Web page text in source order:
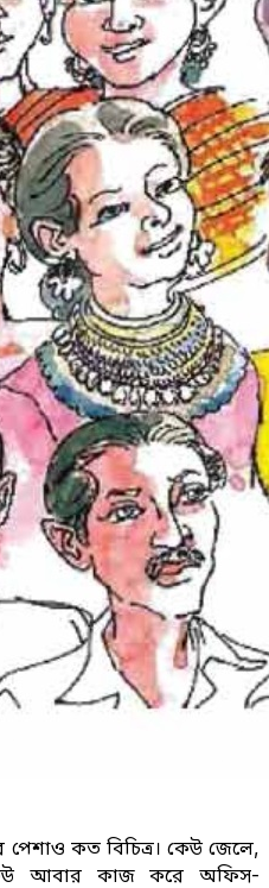
পেশাও কত বিচিত্র। কেউ জেলে,
আবার কাজ করে অফিস-